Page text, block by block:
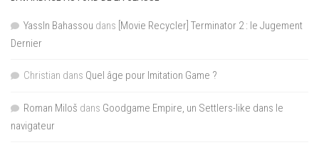
YassIn Bahassou dans [Movie Recycler] Terminator 2 : le Jugement
Dernier
Christian dans Quel âge pour Imitation Game ?
Roman Miloš dans Goodgame Empire, un Settlers-like dans le
navigateur